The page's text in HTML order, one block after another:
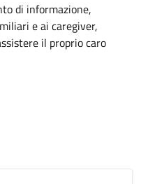
di informazione,
e ai caregiver,
il proprio caro